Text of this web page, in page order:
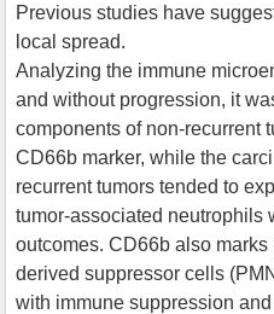
Previous studies have
local spread.
Analyzing the immune
and without progression, it
components of non-recurrent
CD66b marker, while the
recurrent tumors tended to
tumor-associated neutrophils
outcomes. CD66b also
derived suppressor cells
with immune suppression